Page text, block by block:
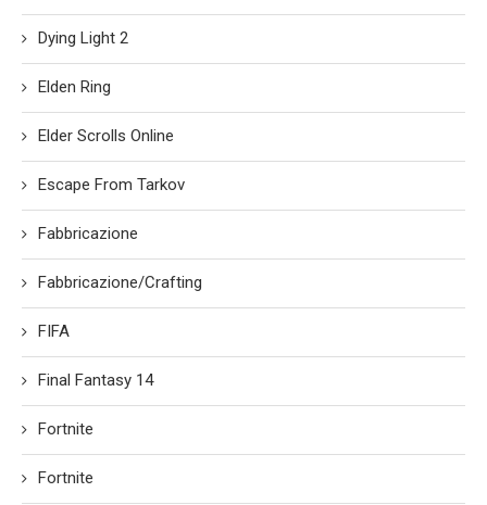
Dying Light 2
Elden Ring
Elder Scrolls Online
Escape From Tarkov
Fabbricazione
Fabbricazione/Crafting
FIFA
Final Fantasy 14
Fortnite
Fortnite